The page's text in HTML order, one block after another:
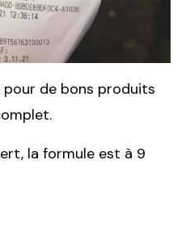
de bons produits
la formule est à 9